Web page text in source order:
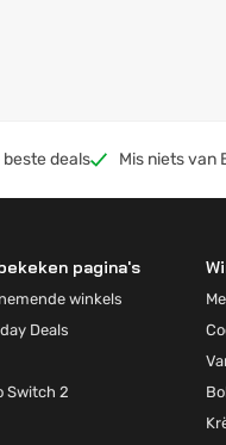
deals Mis niets van
pagina's
winkels
Deals
Switch 2